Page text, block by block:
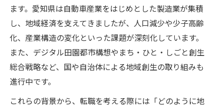
ます。愛知県は自動車産業をはじめとした製造業が集積
し、地域経済を支えてきましたが、人口減少や少子高齢
化、産業構造の変化といった課題が深刻化しています。
また、デジタル田園都市構想やまち・ひと・しごと創生
総合戦略など、国や自治体による地域創生の取り組みも
進行中です。
これらの背景から、転職を考える際には「どのように地